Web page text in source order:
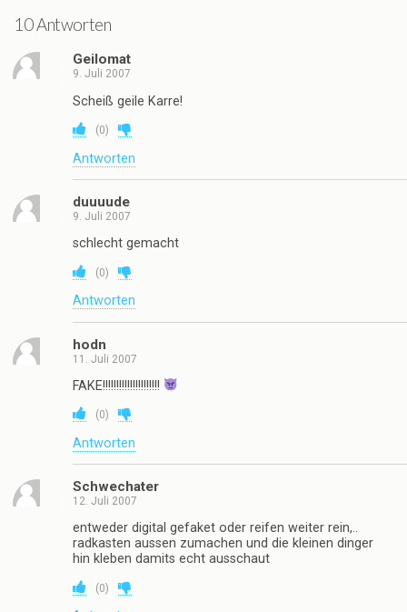
10 Antworten
Geilomat
9. Juli 2007
Scheiß geile Karre!
(0)
Antworten
duuuude
9. Juli 2007
schlecht gemacht
(0)
Antworten
hodn
11. Juli 2007
FAKE!!!!!!!!!!!!!!!!!!!!!
(0)
Antworten
Schwechater
12. Juli 2007
entweder digital gefaket oder reifen weiter rein,..
radkasten aussen zumachen und die kleinen dinger
hin kleben damits echt ausschaut
(0)